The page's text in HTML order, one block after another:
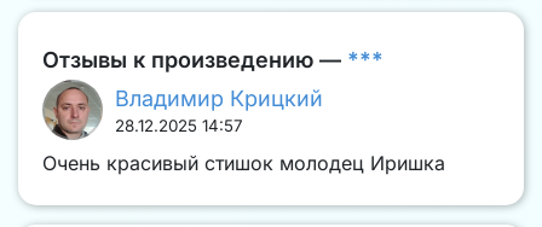
Отзывы к произведению — ***
Владимир Крицкий
28.12.2025 14:57
Очень красивый стишок молодец Иришка